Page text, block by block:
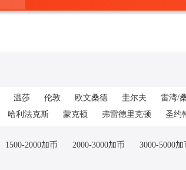
温莎 伦敦 欧文桑德 圭尔夫 雷湾/
哈利法克斯 蒙克顿 弗雷德里克顿 圣约
1500-2000加币 2000-3000加币 3000-5000加